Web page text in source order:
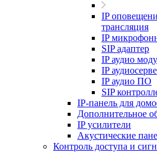
IP
трансляция
IP
SIP адаптер
IP аудио
IP
IP аудио ПО
SIP
IP-панель для
Дополнительное
IP усилители
Акустические
Контроль доступа и